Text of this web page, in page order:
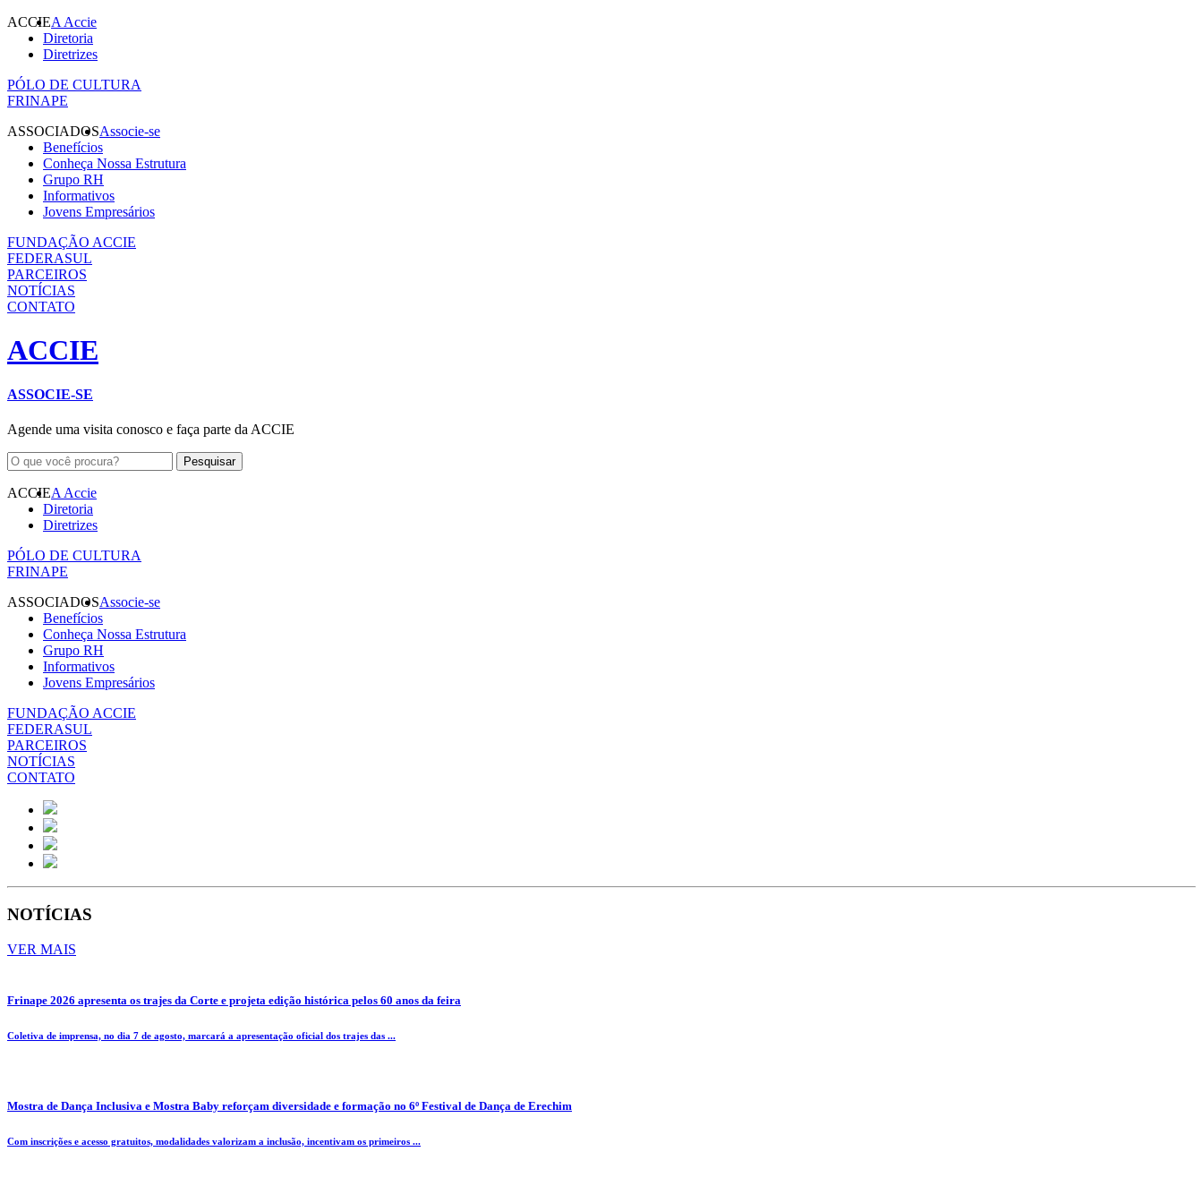
ACCIEA Accie
Diretoria
Diretrizes
PÓLO DE CULTURA
FRINAPE
ASSOCIADOSAssocie-se
Benefícios
Conheça Nossa Estrutura
Grupo RH
Informativos
Jovens Empresários
FUNDAÇÃO ACCIE
FEDERASUL
PARCEIROS
NOTÍCIAS
CONTATO
ACCIE
ASSOCIE-SE
Agende uma visita conosco e faça parte da ACCIE
ACCIEA Accie
Diretoria
Diretrizes
PÓLO DE CULTURA
FRINAPE
ASSOCIADOSAssocie-se
Benefícios
Conheça Nossa Estrutura
Grupo RH
Informativos
Jovens Empresários
FUNDAÇÃO ACCIE
FEDERASUL
PARCEIROS
NOTÍCIAS
CONTATO
NOTÍCIAS
VER MAIS
Frinape 2026 apresenta os trajes da Corte e projeta edição histórica pelos 60 anos da feira
Coletiva de imprensa, no dia 7 de agosto, marcará a apresentação oficial dos trajes das ...
Mostra de Dança Inclusiva e Mostra Baby reforçam diversidade e formação no 6º Festival de Dança de Erechim
Com inscrições e acesso gratuitos, modalidades valorizam a inclusão, incentivam os primeiros ...